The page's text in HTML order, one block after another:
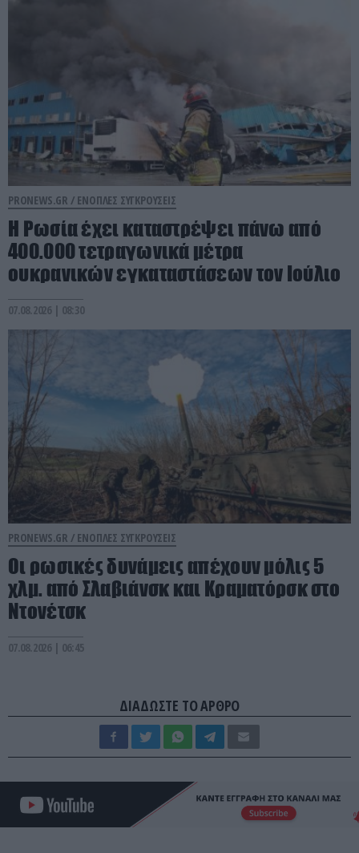
PRONEWS.GR / ΕΝΟΠΛΕΣ ΣΥΓΚΡΟΥΣΕΙΣ
Η Ρωσία έχει καταστρέψει πάνω από
400.000 τετραγωνικά μέτρα
ουκρανικών εγκαταστάσεων τον Ιούλιο
07.08.2026 | 08:30
PRONEWS.GR / ΕΝΟΠΛΕΣ ΣΥΓΚΡΟΥΣΕΙΣ
Οι ρωσικές δυνάμεις απέχουν μόλις 5
χλμ. από Σλαβιάνσκ και Κραματόρσκ στο
Ντονέτσκ
07.08.2026 | 06:45
ΔΙΑΔΩΣΤΕ ΤΟ ΑΡΘΡΟ